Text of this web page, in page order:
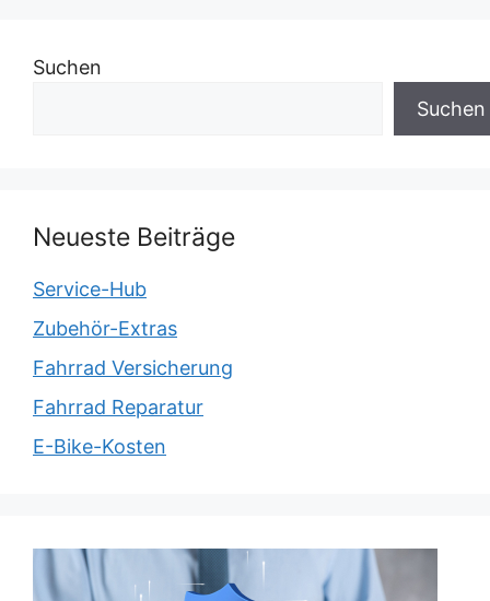
Suchen
Suchen
Neueste Beiträge
Service-Hub
Zubehör-Extras
Fahrrad Versicherung
Fahrrad Reparatur
E-Bike-Kosten